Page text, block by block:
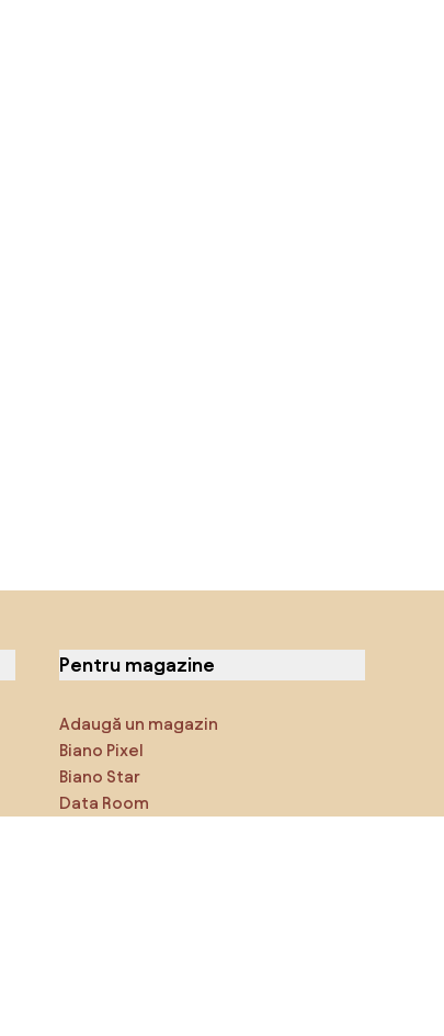
Pentru magazine
Adaugă un magazin
Biano Pixel
Biano Star
Data Room